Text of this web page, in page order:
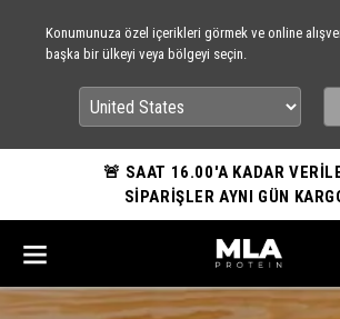
Konumunuza özel içerikleri görmek ve online
başka bir ülkeyi veya bölgeyi seçin.
🚨 SAAT 16.00'A KADAR
SİPARİŞLER AYNI GÜN